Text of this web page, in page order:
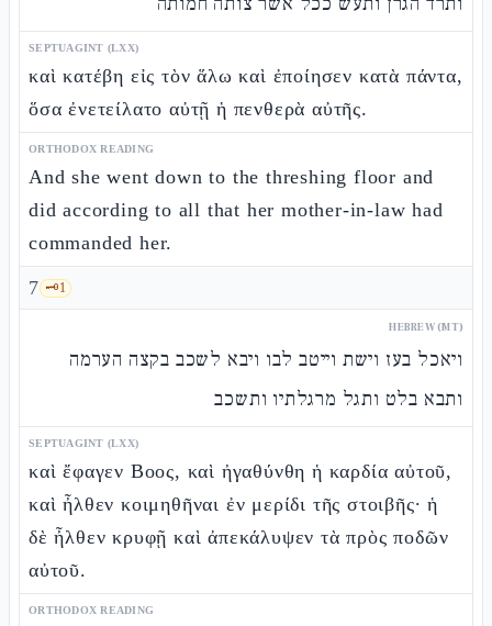
SEPTUAGINT (LXX)
καὶ κατέβη εἰς τὸν ἅλω καὶ ἐποίησεν κατὰ πάντα,
ὅσα ἐνετείλατο αὐτῇ ἡ πενθερὰ αὐτῆς.
ORTHODOX READING
And she went down to the threshing floor and
did according to all that her mother-in-law had
commanded her.
7 🗝️1
HEBREW (MT)
ויאכל בעז וישת וייטב לבו ויבא לשכב בקצה הערמה
ותבא בלט ותגל מרגלתיו ותשכב
SEPTUAGINT (LXX)
καὶ ἔφαγεν Βοος, καὶ ἠγαθύνθη ἡ καρδία αὐτοῦ,
καὶ ἦλθεν κοιμηθῆναι ἐν μερίδι τῆς στοιβῆς· ἡ
δὲ ἦλθεν κρυφῇ καὶ ἀπεκάλυψεν τὰ πρὸς ποδῶν
αὐτοῦ.
ORTHODOX READING